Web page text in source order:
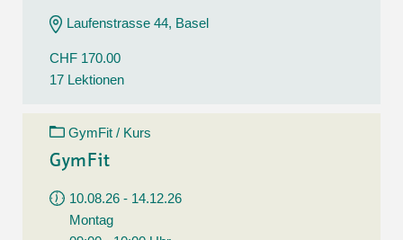
Laufenstrasse 44, Basel
CHF 170.00
17 Lektionen
GymFit / Kurs
GymFit
10.08.26 - 14.12.26
Montag